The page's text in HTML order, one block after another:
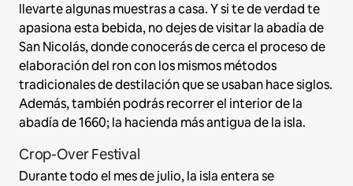
llevarte algunas muestras a casa. Y si te de verdad te
apasiona esta bebida, no dejes de visitar la abadía de
San Nicolás, donde conocerás de cerca el proceso de
elaboración del ron con los mismos métodos
tradicionales de destilación que se usaban hace siglos.
Además, también podrás recorrer el interior de la
abadía de 1660; la hacienda más antigua de la isla.
Crop-Over Festival
Durante todo el mes de julio, la isla entera se